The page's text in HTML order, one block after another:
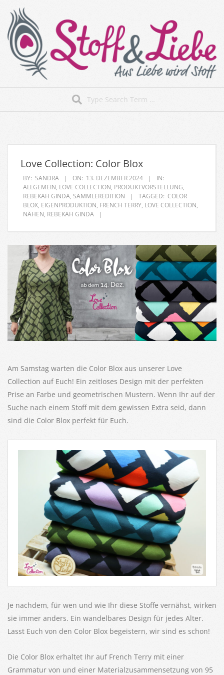
content
Stoff&Liebe
Menu
Love Collection: Color Blox
BY: SANDRA ON: 13. DEZEMBER 2024
IN:
ALLGEMEIN, LOVE COLLECTION, PRODUKTVORSTELLUNG,
REBEKAH GINDA, SAMMLEREDITION TAGGED: COLOR
BLOX, EIGENPRODUKTION, FRENCH TERRY, LOVE COLLECTION,
NÄHEN, REBEKAH GINDA
Am Samstag warten die Color Blox aus unserer Love
Collection auf Euch! Ein zeitloses Design mit der perfekten
Prise an Farbe und geometrischen Mustern. Wenn Ihr auf der
Suche nach einem Stoff mit dem gewissen Extra seid, dann
sind die Color Blox perfekt für Euch.
Je nachdem, für wen und wie Ihr diese Stoffe vernähst, wirken
sie immer anders. Ein wandelbares Design für jedes Alter.
Lasst Euch von den Color Blox begeistern, wir sind es schon!
Die Color Blox erhaltet Ihr auf French Terry mit einer
Grammatur von und einer Materialzusammensetzung von 95